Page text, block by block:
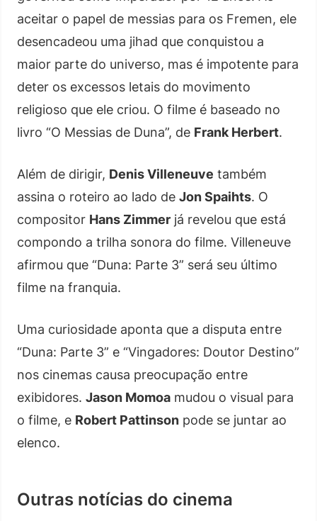
aceitar o papel de messias para os Fremen, ele
desencadeou uma jihad que conquistou a
maior parte do universo, mas é impotente para
deter os excessos letais do movimento
religioso que ele criou. O filme é baseado no
livro “O Messias de Duna”, de Frank Herbert.
Além de dirigir, Denis Villeneuve também
assina o roteiro ao lado de Jon Spaihts. O
compositor Hans Zimmer já revelou que está
compondo a trilha sonora do filme. Villeneuve
afirmou que “Duna: Parte 3” será seu último
filme na franquia.
Uma curiosidade aponta que a disputa entre
“Duna: Parte 3” e “Vingadores: Doutor Destino”
nos cinemas causa preocupação entre
exibidores. Jason Momoa mudou o visual para
o filme, e Robert Pattinson pode se juntar ao
elenco.
Outras notícias do cinema